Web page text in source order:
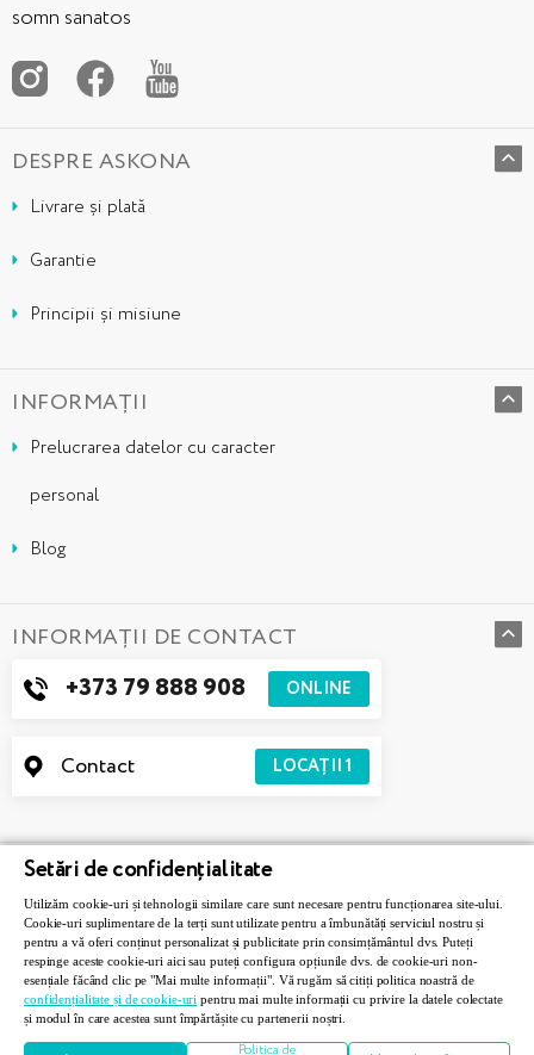
somn sanatos
DESPRE ASKONA
Livrare și plată
Garantie
Principii și misiune
INFORMAȚII
Prelucrarea datelor cu caracter
personal
Blog
INFORMAȚII DE CONTACT
+373 79 888 908 ONLINE
Contact LOCAȚII 1
Askona © 2026. Toate drepturile rezervate.
Setări de confidențialitate
Utilizăm cookie-uri și tehnologii similare care sunt necesare pentru funcționarea site-ului.
Cookie-uri suplimentare de la terți sunt utilizate pentru a îmbunătăți serviciul nostru și
pentru a vă oferi conținut personalizat și publicitate prin consimțământul dvs. Puteți
respinge aceste cookie-uri aici sau puteți configura opțiunile dvs. de cookie-uri non-
esențiale făcând clic pe "Mai multe informații". Vă rugăm să citiți politica noastră de
confidențialitate și de cookie-uri pentru mai multe informații cu privire la datele colectate
și modul în care acestea sunt împărtășite cu partenerii noștri.
Politica de